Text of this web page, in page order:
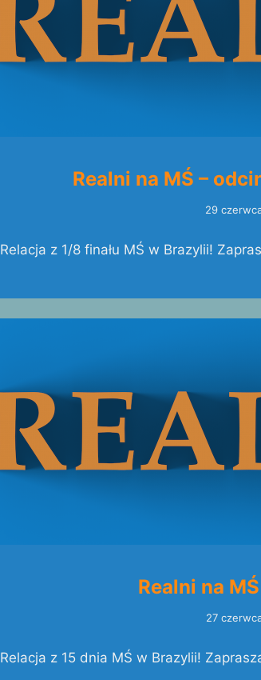
Realni na MŚ –
29
Relacja z 1/8 finału MŚ w Brazylii!
Realni na
27
Relacja z 15 dnia MŚ w Brazylii!